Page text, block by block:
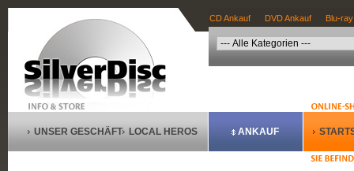
CD Ankauf DVD Ankauf Blu-
UNSER GESCHÄFT LOCAL HEROS ANKAUF